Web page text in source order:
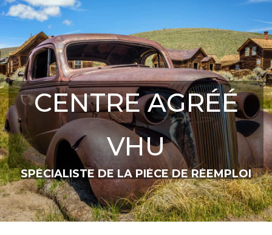
CENTRE AGRÉÉ
VHU
SPÉCIALISTE DE LA PIÈCE DE RÉEMPLOI